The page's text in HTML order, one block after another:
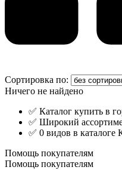
Сортировка по:
Ничего не найдено
✅ Каталог купить в
✅ Широкий
✅ 0 видов в каталоге
Помощь покупателям
Помощь покупателям